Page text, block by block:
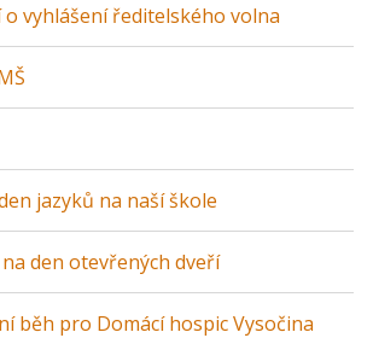
o vyhlášení ředitelského volna
jazyků na naší škole
den otevřených dveří
běh pro Domácí hospic Vysočina